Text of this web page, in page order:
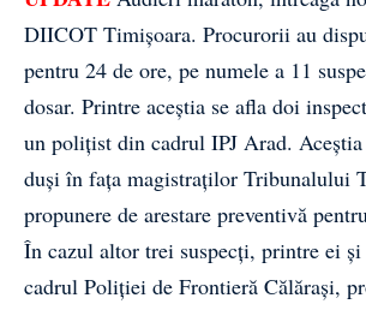
DIICOT Timișoara. Procurorii au
pentru 24 de ore, pe numele a 11
dosar. Printre aceștia se afla doi
un polițist din cadrul IPJ Arad. Aceștia
duși în fața magistraților Tribunalului
propunere de arestare preventivă
În cazul altor trei suspecți, printre ei
cadrul Poliției de Frontieră Călărași,